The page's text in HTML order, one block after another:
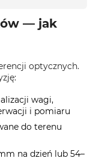
— jak
optycznych.
wagi,
i pomiaru
do terenu
na dzień lub 54–